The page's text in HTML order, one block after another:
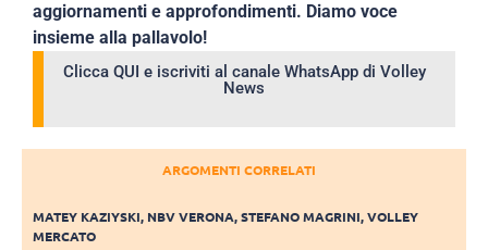
aggiornamenti e approfondimenti. Diamo voce
insieme alla pallavolo!
Clicca QUI e iscriviti al canale WhatsApp di Volley
News
ARGOMENTI CORRELATI
MATEY KAZIYSKI, NBV VERONA,STEFANO MAGRINI,VOLLEY
MERCATO